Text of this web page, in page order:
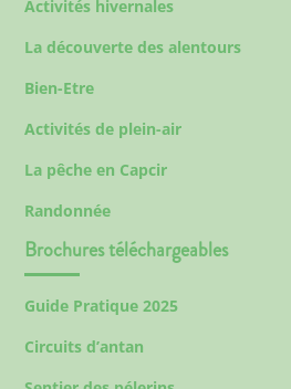
Activités hivernales
La découverte des alentours
Bien-Etre
Activités de plein-air
La pêche en Capcir
Randonnée
Brochures téléchargeables
Guide Pratique 2025
Circuits d’antan